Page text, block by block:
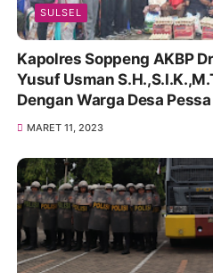
SULSEL
Kapolres Soppeng AKBP
Dengan Warga Desa Pessa
MARET 11, 2023